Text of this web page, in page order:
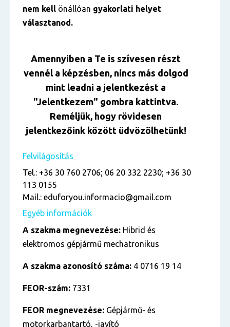
nem kell önállóan gyakorlati helyet
választanod.
Amennyiben a Te is szívesen részt
vennél a képzésben, nincs más dolgod
mint leadni a jelentkezést a
"Jelentkezem" gombra kattintva.
Reméljük, hogy rövidesen
jelentkezőink között üdvözölhetünk!
Felvilágosítás
Tel.: +36 30 760 2706; 06 20 332 2230; +36 30
113 0155
Mail.: eduforyou.informacio@gmail.com
Egyéb információk
A szakma megnevezése: Hibrid és
elektromos gépjármű mechatronikus
A szakma azonosító száma: 4 0716 19 14
FEOR-szám: 7331
FEOR megnevezése: Gépjármű- és
motorkarbantartó, -javító